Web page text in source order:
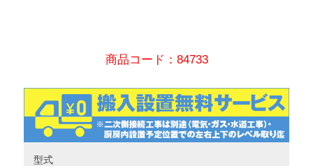
商品コード：84733
型式